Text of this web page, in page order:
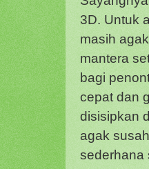
3D. Untuk
masih
mantera
bagi
cepat dan
disisipkan
agak
sederhana